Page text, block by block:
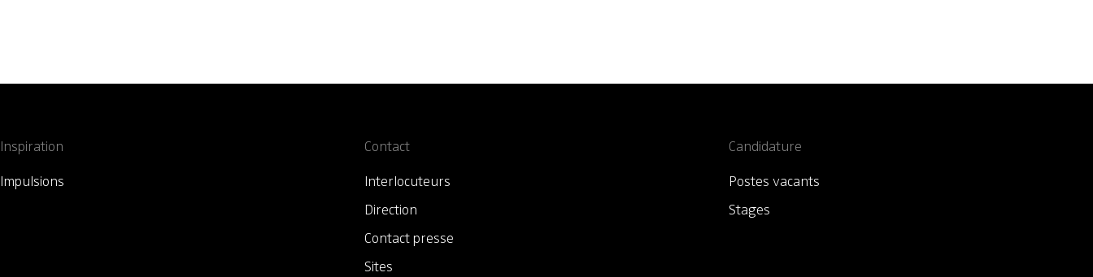
Inspiration
Impulsions
Contact
Interlocuteurs
Direction
Contact presse
Sites
Candidature
Postes vacants
Stages